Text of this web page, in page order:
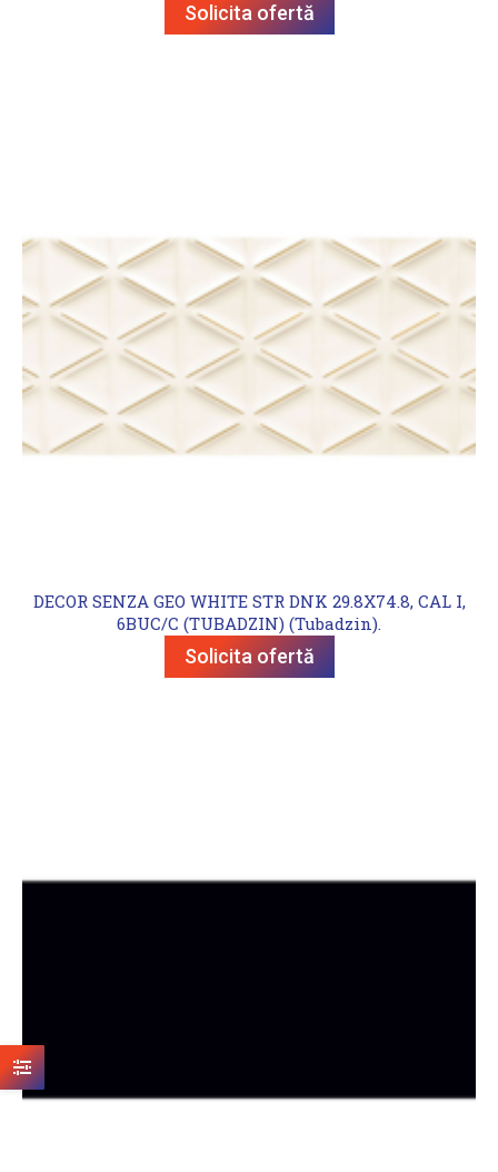
Solicita ofertă
DECOR SENZA GEO WHITE STR DNK 29.8X74.8, CAL I,
6BUC/C (TUBADZIN) (Tubadzin).
Solicita ofertă